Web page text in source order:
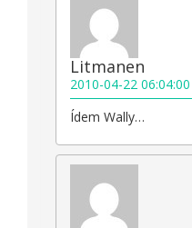
Litmanen
2010-04-22 06:04:00
Ídem Wally…